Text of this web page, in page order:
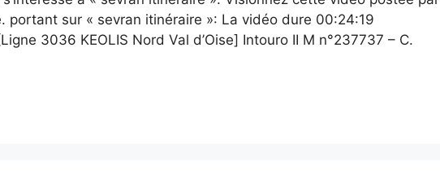
portant sur « sevran itinéraire »: La vidéo dure 00:24:19
3036 KEOLIS Nord Val d’Oise] Intouro II M n°237737 – C.